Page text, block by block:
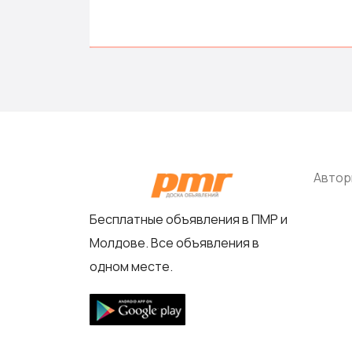
Бесплатные объявления в ПМР и
Молдове. Все объявления в
одном месте.